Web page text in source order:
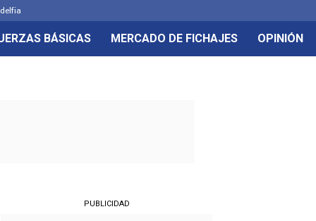
BÁSICAS MERCADO DE FICHAJES OPINIÓN
PUBLICIDAD